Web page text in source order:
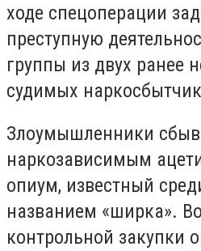
ходе спецоперации
преступную
группы из двух ранее
судимых
Злоумышленники
наркозависимым
опиум, известный
названием «ширка».
контрольной закупки